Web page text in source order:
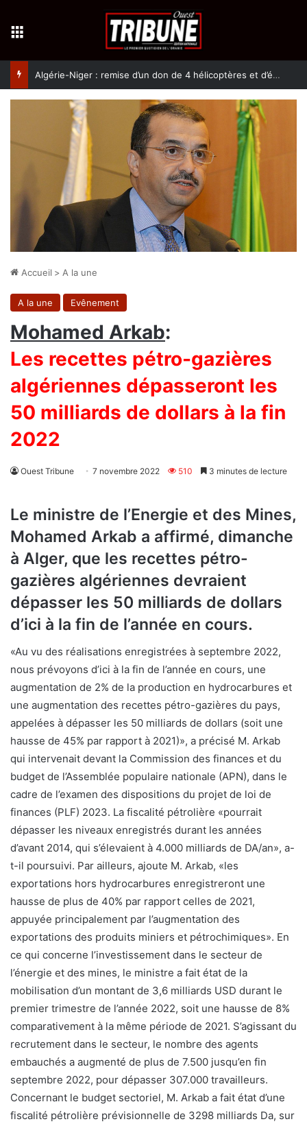
Algérie-Niger : remise d’un don de 4 hélicoptères et d’équipement militaires à l’armée nigérienne
Accueil > A la une
A la une Evênement
Mohamed Arkab:
Les recettes pétro-gazières
algériennes dépasseront les
50 milliards de dollars à la fin
2022
Ouest Tribune 7 novembre 2022 510 3 minutes de lecture
Le ministre de l’Energie et des Mines,
Mohamed Arkab a affirmé, dimanche
à Alger, que les recettes pétro-
gazières algériennes devraient
dépasser les 50 milliards de dollars
d’ici à la fin de l’année en cours.
«Au vu des réalisations enregistrées à septembre 2022,
nous prévoyons d’ici à la fin de l’année en cours, une
augmentation de 2% de la production en hydrocarbures et
une augmentation des recettes pétro-gazières du pays,
appelées à dépasser les 50 milliards de dollars (soit une
hausse de 45% par rapport à 2021)», a précisé M. Arkab
qui intervenait devant la Commission des finances et du
budget de l’Assemblée populaire nationale (APN), dans le
cadre de l’examen des dispositions du projet de loi de
finances (PLF) 2023. La fiscalité pétrolière «pourrait
dépasser les niveaux enregistrés durant les années
d’avant 2014, qui s’élevaient à 4.000 milliards de DA/an», a-
t-il poursuivi. Par ailleurs, ajoute M. Arkab, «les
exportations hors hydrocarbures enregistreront une
hausse de plus de 40% par rapport celles de 2021,
appuyée principalement par l’augmentation des
exportations des produits miniers et pétrochimiques». En
ce qui concerne l’investissement dans le secteur de
l’énergie et des mines, le ministre a fait état de la
mobilisation d’un montant de 3,6 milliards USD durant le
premier trimestre de l’année 2022, soit une hausse de 8%
comparativement à la même période de 2021. S’agissant du
recrutement dans le secteur, le nombre des agents
embauchés a augmenté de plus de 7.500 jusqu’en fin
septembre 2022, pour dépasser 307.000 travailleurs.
Concernant le budget sectoriel, M. Arkab a fait état d’une
fiscalité pétrolière prévisionnelle de 3298 milliards Da, sur